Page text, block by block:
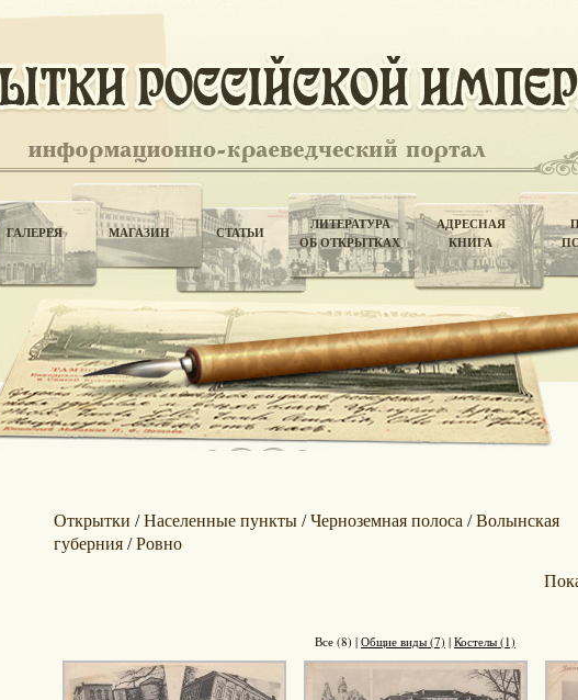
ГАЛЕРЕЯ МАГАЗИН СТАТЬИ
ЛИТЕРАТУРА
ОБ ОТКРЫТКАХ
АДРЕСНАЯ
КНИГА
Открытки /Населенные пункты/Черноземная полоса /Волынская
губерния/Ровно
Все (8) | Общие виды (7) | Костелы (1)